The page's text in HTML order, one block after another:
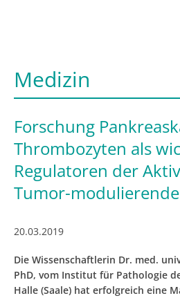
Medizin
Forschung
Thrombozyten als
Regulatoren der
Tumor-
20.03.2019
Die Wissenschaftlerin Dr. med.
PhD, vom Institut für Pathologie
Halle (Saale) hat erfolgreich eine